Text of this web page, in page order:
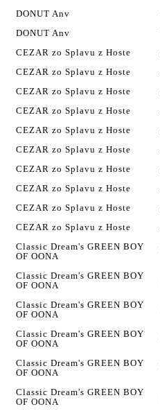
DONUT Anv
DONUT Anv
CEZAR zo Splavu z Hoste
CEZAR zo Splavu z Hoste
CEZAR zo Splavu z Hoste
CEZAR zo Splavu z Hoste
CEZAR zo Splavu z Hoste
CEZAR zo Splavu z Hoste
CEZAR zo Splavu z Hoste
CEZAR zo Splavu z Hoste
CEZAR zo Splavu z Hoste
CEZAR zo Splavu z Hoste
Classic Dream's GREEN BOY
OF OONA
Classic Dream's GREEN BOY
OF OONA
Classic Dream's GREEN BOY
OF OONA
Classic Dream's GREEN BOY
OF OONA
Classic Dream's GREEN BOY
OF OONA
Classic Dream's GREEN BOY
OF OONA